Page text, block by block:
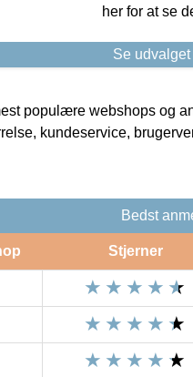
her for at se
Se
populære webshops og
kundeservice,
Bedst
Stjerner